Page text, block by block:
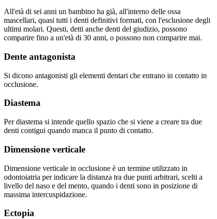
All'età di sei anni un bambino ha già, all'interno delle ossa
mascellari, quasi tutti i denti definitivi formati, con l'esclusione degli
ultimi molari. Questi, detti anche denti del giudizio, possono
comparire fino a un'età di 30 anni, o possono non comparire mai.
Dente antagonista
Si dicono antagonisti gli elementi dentari che entrano in contatto in
occlusione.
Diastema
Per diastema si intende quello spazio che si viene a creare tra due
denti contigui quando manca il punto di contatto.
Dimensione verticale
Dimensione verticale in occlusione è un termine utilizzato in
odontoiatria per indicare la distanza tra due punti arbitrari, scelti a
livello del naso e del mento, quando i denti sono in posizione di
massima intercuspidazione.
Ectopia